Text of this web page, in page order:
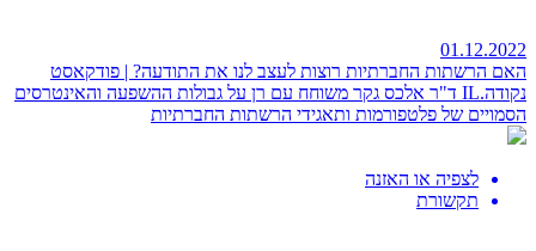
01.12.2022
האם הרשתות החברתיות רוצות לעצב לנו את התודעה? | פודקאסט
נקודה.IL
ד"ר אלכס גקר משוחח עם רן על גבולות ההשפעה והאינטרסים
הסמויים של פלטפורמות ותאגידי הרשתות החברתיות
לצפיה או האזנה
תקשורת